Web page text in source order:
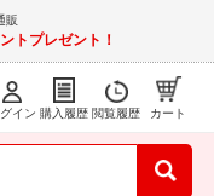
販
トプレゼント！
イン 購入履歴 閲覧履歴 カート